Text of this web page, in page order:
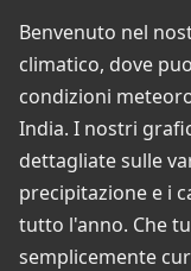
Benvenuto nel
climatico, dove
condizioni
India. I nostri
dettagliate sulle
precipitazione e i
tutto l'anno. Che
semplicemente